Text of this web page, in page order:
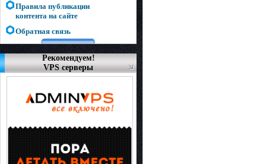
Правила публикации
контента на сайте
Обратная связь
Рекомендуем!
VPS серверы